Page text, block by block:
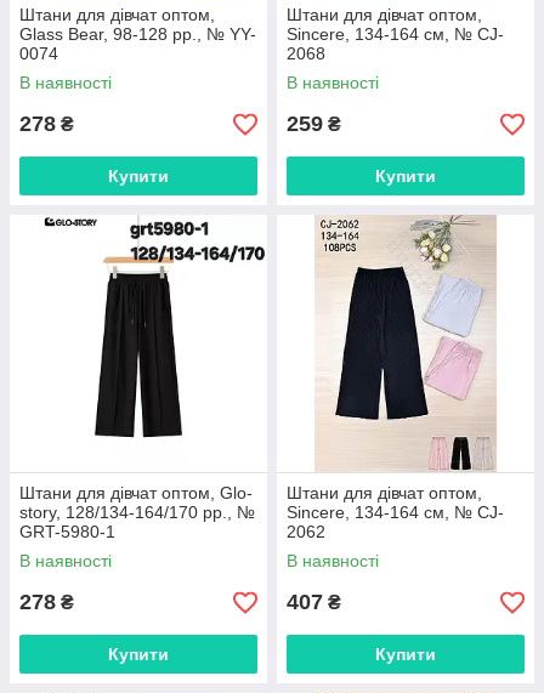
Штани для дівчат оптом,
Glass Bear, 98-128 рр., № YY-
0074
В наявності
278 ₴
Купити
Штани для дівчат оптом,
Sincere, 134-164 см, № CJ-
2068
В наявності
259 ₴
Купити
Штани для дівчат оптом, Glo-
story, 128/134-164/170 рр., №
GRT-5980-1
В наявності
278 ₴
Купити
Штани для дівчат оптом,
Sincere, 134-164 см, № CJ-
2062
В наявності
407 ₴
Купити